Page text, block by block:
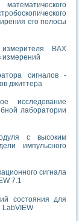
его полосы
измерителя ВАХ
измерений
сигналов -
джиттера
исследование
лаборатории
с высоким
импульсного
сигнала
7.1
состояния для
LabVIEW